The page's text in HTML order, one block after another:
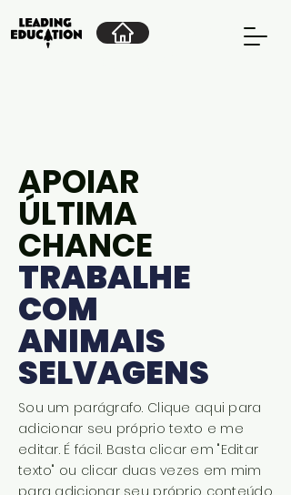
Impacto da Liderança
APOIAR
ÚLTIMA
CHANCE
TRABALHE
COM
ANIMAIS
SELVAGENS
Sou um parágrafo. Clique aqui para
adicionar seu próprio texto e me
editar. É fácil. Basta clicar em "Editar
texto" ou clicar duas vezes em mim
para adicionar seu próprio conteúdo